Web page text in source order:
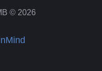
© 2026